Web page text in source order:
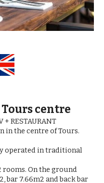
Tours centre
+ RESTAURANT
in the centre of Tours.
operated in traditional
On the ground
bar 7.66m2 and back bar